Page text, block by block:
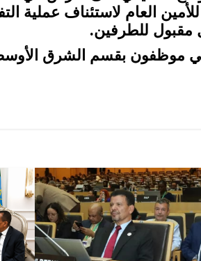
العام لاستئناف عملية
مقبول للطرفين.
موظفون بقسم الشرق